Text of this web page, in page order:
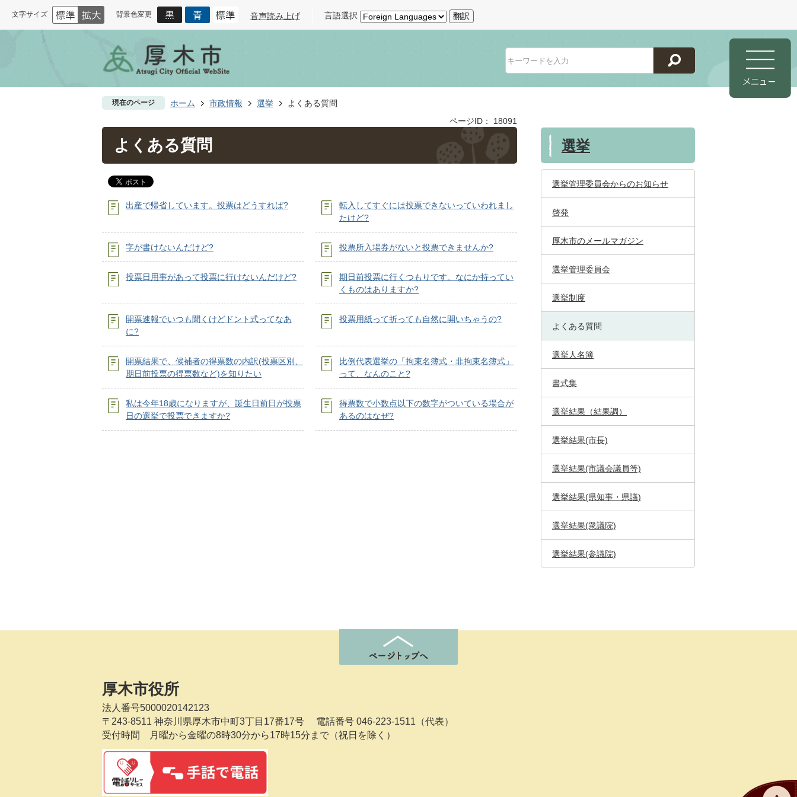
文字サイズ 背景色変更 音声読み上げ 言語選択 翻訳
現在のページ ホーム 市政情報 選挙
よくある質問
ページID：
18091
よくある質問
出産で帰省しています。投票はどうすれば?
転入してすぐには投票できないっていわれまし
たけど?
字が書けないんだけど? 投票所入場券がないと投票できませんか?
投票日用事があって投票に行けないんだけど?
期日前投票に行くつもりです。なにか持ってい
くものはありますか?
開票速報でいつも聞くけどドント式ってなあ
に?
投票用紙って折っても自然に開いちゃうの?
開票結果で、候補者の得票数の内訳(投票区別、
期日前投票の得票数など)を知りたい
比例代表選挙の「拘束名簿式・非拘束名簿式」
って、なんのこと?
私は今年18歳になりますが、誕生日前日が投票
日の選挙で投票できますか?
得票数で小数点以下の数字がついている場合が
あるのはなぜ?
選挙
選挙管理委員会からのお知らせ
啓発
厚木市のメールマガジン
選挙管理委員会
選挙制度
よくある質問
選挙人名簿
書式集
選挙結果（結果調）
選挙結果(市長)
選挙結果(市議会議員等)
選挙結果(県知事・県議)
選挙結果(衆議院)
選挙結果(参議院)
厚木市役所
法人番号5000020142123
〒243-8511 神奈川県厚木市中町3丁目17番17号
電話番号 046-223-1511（代表）
受付時間 月曜から金曜の8時30分から17時15分まで（祝日を除く）